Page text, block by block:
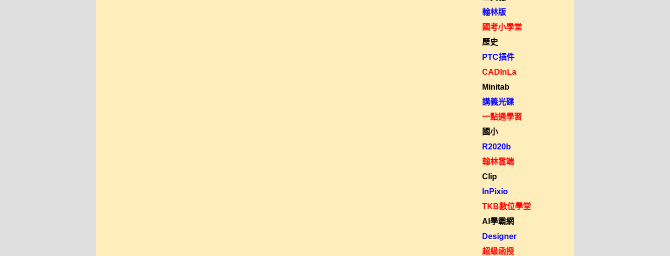
翰林版
國考小學堂
歷史
PTC插件
CADInLa
Minitab
講義光碟
一點通學習
國小
R2020b
翰林雲端
Clip
InPixio
TKB數位學堂
AI學霸網
Designer
超級函授